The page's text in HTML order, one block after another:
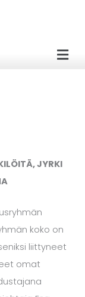
JYRKI
koko on
liittyneet
omat